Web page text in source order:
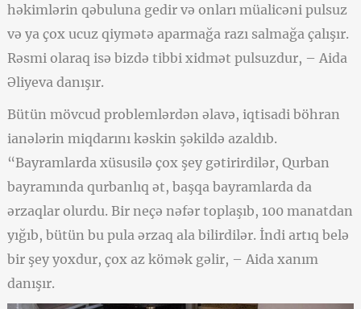
həkimlərin qəbuluna gedir və onları müalicəni pulsuz
və ya çox ucuz qiymətə aparmağa razı salmağa çalışır.
Rəsmi olaraq isə bizdə tibbi xidmət pulsuzdur, – Aida
Əliyeva danışır.
Bütün mövcud problemlərdən əlavə, iqtisadi böhran
ianələrin miqdarını kəskin şəkildə azaldıb.
“Bayramlarda xüsusilə çox şey gətirirdilər, Qurban
bayramında qurbanlıq ət, başqa bayramlarda da
ərzaqlar olurdu. Bir neçə nəfər toplaşıb, 100 manatdan
yığıb, bütün bu pula ərzaq ala bilirdilər. İndi artıq belə
bir şey yoxdur, çox az kömək gəlir, – Aida xanım
danışır.